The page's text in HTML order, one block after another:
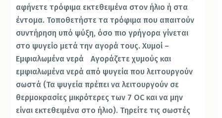
αφήνετε τρόφιμα εκτεθειμένα στον ήλιο ή στα
έντομα. Τοποθετήστε τα τρόφιμα που απαιτούν
συντήρηση υπό ψύξη, όσο πιο γρήγορα γίνεται
στο ψυγείο μετά την αγορά τους. Χυμοί –
Εμφιαλωμένα νερά Αγοράζετε χυμούς και
εμφιαλωμένα νερά από ψυγεία που λειτουργούν
σωστά (Τα ψυγεία πρέπει να λειτουργούν σε
θερμοκρασίες μικρότερες των 7 OC και να μην
είναι εκτεθειμένα στο ήλιο). Τηρείτε τις σωστές